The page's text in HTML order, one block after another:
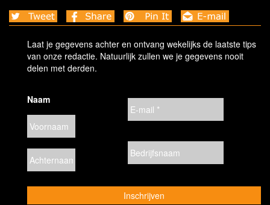
Laat je gegevens achter en ontvang wekelijks de laatste tips
van onze redactie. Natuurlijk zullen we je gegevens nooit
delen met derden.
Naam